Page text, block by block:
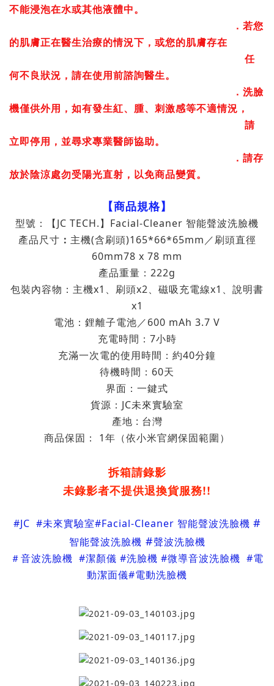
不能浸泡在水或其他液體中。
．若您
的肌膚正在醫生治療的情況下，或您的肌膚存在
任
何不良狀況， 請在使用前諮詢醫生。
．洗臉
機僅供外用，如有發生紅、腫、刺激感等不適情況，
請
立即停用， 並尋求專業醫師協助。
．請存
放於陰涼處勿受陽光直射，以免商品變質。
【商品規格】
型號：
【JC TECH.】Facial-Cleaner 智能聲波洗臉機
產品尺寸 ： 主機(含刷頭)165*66*65mm／刷頭直徑
60mm78 x 78 mm
產品重量：222g
包裝內容物： 主機x1 刷頭x2 磁吸充電線x1
說明書
x1
電池：鋰離子電池／600 mAh 3.7 V
充電時間：7小時
充滿一次電的使用時間：約40分鐘
待機時間：60天
界面：一鍵式
貨源：JC未來實驗室
產地 : 台灣
商品保固： 1年（依小米官網保固範圍）
拆箱請錄影
未錄影者不提供退換貨服務!!
#JC #未來實驗室#Facial-Cleaner 智能聲波洗臉機 #
智能聲波洗臉機 #聲波洗臉機
＃音波洗臉機 #潔顏儀 #洗臉機 #微導音波洗臉機 #電
動潔面儀#電動洗臉機